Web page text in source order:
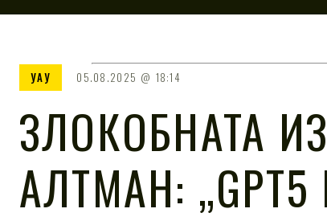
УАУ 05.08.2025 18:14
ЗЛОКОБНАТА
АЛТМАН: